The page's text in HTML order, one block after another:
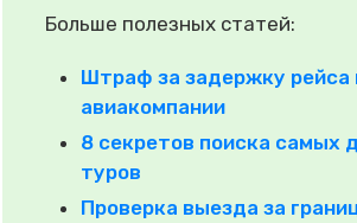
Больше полезных статей:
Штраф за задержку рейса
авиакомпании
8 секретов поиска самых
туров
Проверка выезда за